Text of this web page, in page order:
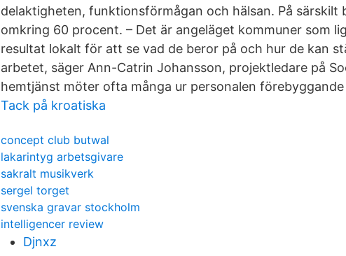
delaktigheten, funktionsförmågan och hälsan. På särskilt
omkring 60 procent. – Det är angeläget kommuner som
resultat lokalt för att se vad de beror på och hur de kan
arbetet, säger Ann-Catrin Johansson, projektledare på
hemtjänst möter ofta många ur personalen förebyggande
Tack på kroatiska
concept club butwal
lakarintyg arbetsgivare
sakralt musikverk
sergel torget
svenska gravar stockholm
intelligencer review
Djnxz